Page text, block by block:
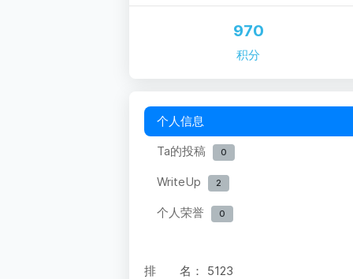
970
积分
个人信息
Ta的投稿
0
WriteUp 2
个人荣誉 0
排 名： 5123